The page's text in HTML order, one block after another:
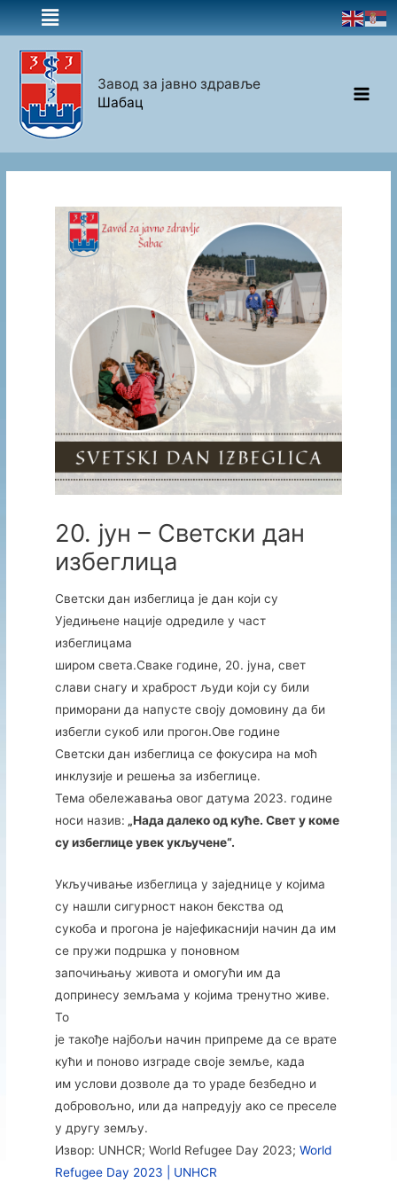
Завод за јавно здравље
Шабац
20. јун – Светски дан
избеглица
Светски дан избеглица је дан који су
Уједињене нације одредиле у част
избеглицама
широм света.Сваке године, 20. јуна, свет
слави снагу и храброст људи који су били
приморани да напусте своју домовину да би
избегли сукоб или прогон.Ове године
Светски дан избеглица се фокусира на моћ
инклузије и решења за избеглице.
Тема обележавања овог датума 2023. године
носи назив: „Нада далеко од куће. Свет у коме
су избеглице увек укључене“.
Укључивање избеглица у заједнице у којима
су нашли сигурност након бекства од
сукоба и прогона је најефикаснији начин да им
се пружи подршка у поновном
започињању живота и омогући им да
допринесу земљама у којима тренутно живе.
То
је такође најбољи начин припреме да се врате
кући и поново изграде своје земље, када
им услови дозволе да то ураде безбедно и
добровољно, или да напредују ако се преселе
у другу земљу.
Извор: UNHCR; World Refugee Day 2023; World
Refugee Day 2023 | UNHCR